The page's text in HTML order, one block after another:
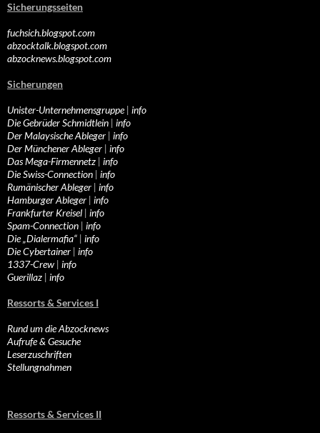
Sicherungsseiten
fuchsich.blogspot.com
abzocktalk.blogspot.com
abzocknews.blogspot.com
Sicherungen
Unister-Unternehmensgruppe| info
Die Gebrüder Schmidtlein | info
Der Malaysische Ableger | info
Der Münchener Ableger | info
Das Mega-Firmennetz | info
Die Swiss-Connection | info
Rumänischer Ableger | info
Hamburger Ableger | info
Frankfurter Kreisel | info
Spam-Connection | info
Die „Dialermafia“ | info
Die Cybertainer | info
1337-Crew | info
Guerillaz | info
Ressorts & Services I
Rund um die Abzocknews
Aufrufe & Gesuche
Leserzuschriften
Stellungnahmen
Ressorts & Services II